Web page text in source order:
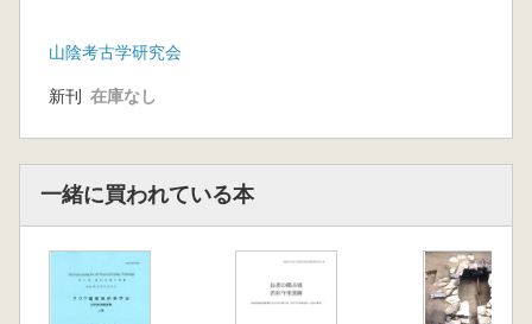
山陰考古学研究会
新刊 在庫なし
一緒に買われている本